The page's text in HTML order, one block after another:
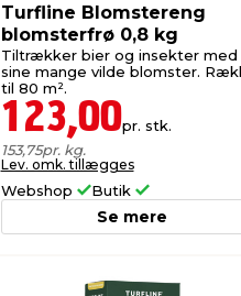
Turfline Blomstereng
blomsterfrø 0,8 kg
Tiltrækker bier og insekter med
sine mange vilde blomster.
til 80 m².
123,00pr. stk.
153,75pr. kg.
Lev. omk. tillægges
Webshop Butik
Se mere